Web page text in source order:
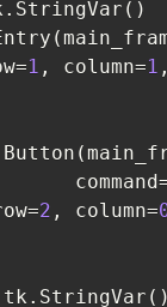
. StringVar ( )
(
=1 , column=1
Button (
command
=2 , column=
tk . StringVar (